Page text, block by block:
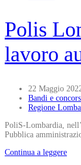
Polis
lavoro
22 Maggio
Bandi e
Regione
PoliS-Lombardia,
Pubblica
Continua a leggere